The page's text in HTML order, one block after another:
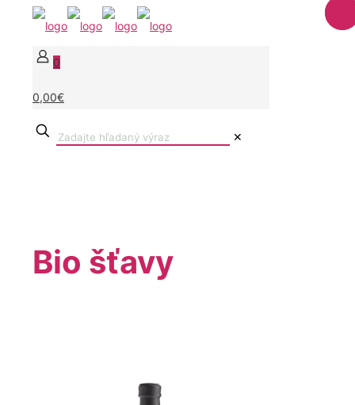
0
0,00€
✕
Bio šťavy